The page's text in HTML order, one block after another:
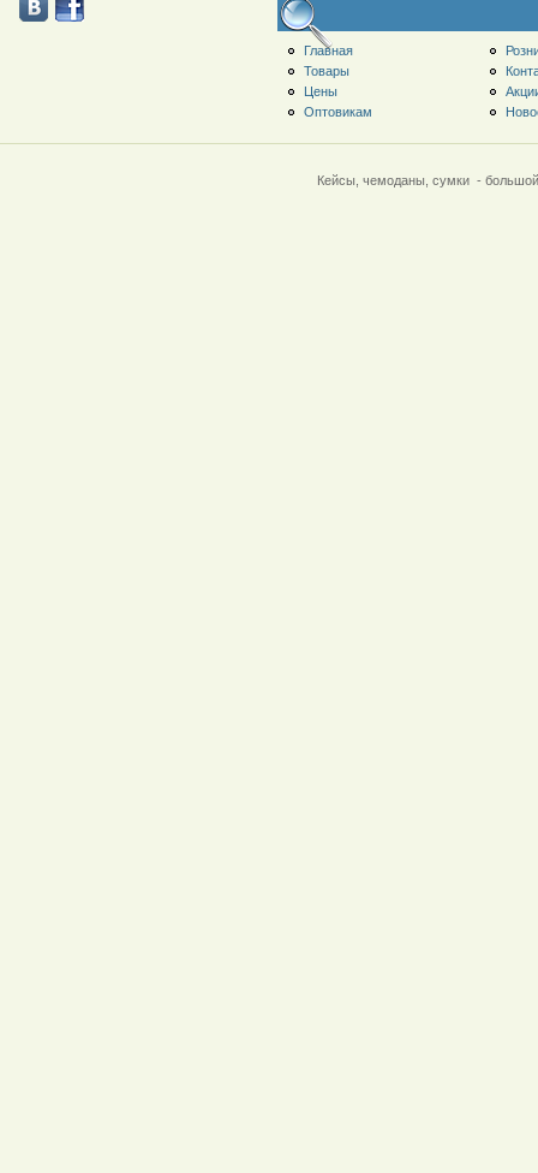
Главная
Товары
Цены
Оптовикам
Кейсы, чемоданы, сумки -